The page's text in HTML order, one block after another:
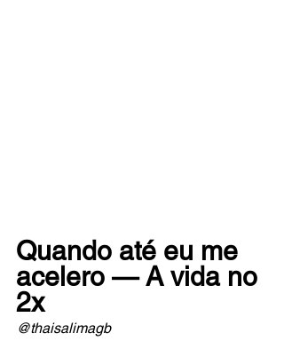
Quando até eu me
acelero — A vida no
2x
@thaisalimagb